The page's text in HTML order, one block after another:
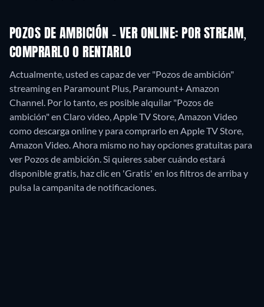
POZOS DE AMBICIÓN - VER ONLINE: POR STREAM,
COMPRARLO O RENTARLO
Actualmente, usted es capaz de ver "Pozos de ambición"
streaming en Paramount Plus, Paramount+ Amazon
Channel. Por lo tanto, es posible alquilar "Pozos de
ambición" en Claro video, Apple TV Store, Amazon Video
como descarga online y para comprarlo en Apple TV Store,
Amazon Video.Ahora mismo no hay opciones gratuitas para
ver Pozos de ambición. Si quieres saber cuándo estará
disponible gratis, haz clic en 'Gratis' en los filtros de arriba y
pulsa la campanita de notificaciones.